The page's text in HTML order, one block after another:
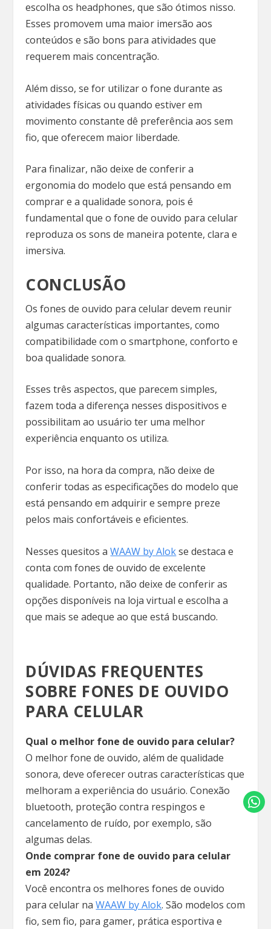
escolha os headphones, que são ótimos nisso.
Esses promovem uma maior imersão aos
conteúdos e são bons para atividades que
requerem mais concentração.
Além disso, se for utilizar o fone durante as
atividades físicas ou quando estiver em
movimento constante dê preferência aos sem
fio, que oferecem maior liberdade.
Para finalizar, não deixe de conferir a
ergonomia do modelo que está pensando em
comprar e a qualidade sonora, pois é
fundamental que o fone de ouvido para celular
reproduza os sons de maneira potente, clara e
imersiva.
CONCLUSÃO
Os fones de ouvido para celular devem reunir
algumas características importantes, como
compatibilidade com o smartphone, conforto e
boa qualidade sonora.
Esses três aspectos, que parecem simples,
fazem toda a diferença nesses dispositivos e
possibilitam ao usuário ter uma melhor
experiência enquanto os utiliza.
Por isso, na hora da compra, não deixe de
conferir todas as especificações do modelo que
está pensando em adquirir e sempre preze
pelos mais confortáveis e eficientes.
Nesses quesitos aWAAW by Alokse destaca e
conta com fones de ouvido de excelente
qualidade. Portanto, não deixe de conferir as
opções disponíveis na loja virtual e escolha a
que mais se adeque ao que está buscando.
DÚVIDAS FREQUENTES
SOBRE FONES DE OUVIDO
PARA CELULAR
Qual o melhor fone de ouvido para celular?
O melhor fone de ouvido, além de qualidade
sonora, deve oferecer outras características que
melhoram a experiência do usuário. Conexão
bluetooth, proteção contra respingos e
cancelamento de ruído, por exemplo, são
algumas delas.
Onde comprar fone de ouvido para celular
em 2024?
Você encontra os melhores fones de ouvido
para celular naWAAW by Alok. São modelos com
fio, sem fio, para gamer, prática esportiva e